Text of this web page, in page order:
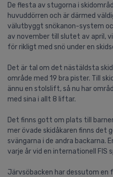
De flesta av stugorna i
huvuddörren och är därmed
välutbyggt snökanon-system
av november till slutet av april,
för rikligt med snö under en
Det är tal om det nästäldsta
område med 19 bra pister. Till
ännu en stolslift, så nu har
med sina i allt 8 liftar.
Det finns gott om plats till
mer övade skidåkaren finns
svängarna i de andra backarna.
varje år vid en internationell FIS
Järvsöbacken har dessutom en